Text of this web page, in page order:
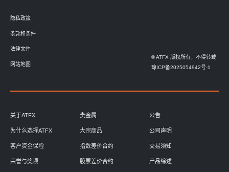
隐私政策
条款和条件
法律文件
网站地图
© ATFX 版权所有，不得转载
琼ICP备2025054942号-1
关于ATFX
为什么选择ATFX
客户资金保险
荣誉与奖项
贵金属
大宗商品
指数差价合约
股票差价合约
公告
公司声明
交易须知
产品综述